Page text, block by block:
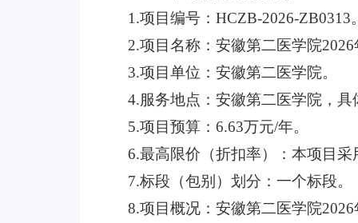
1.项目编号：HCZB-2026-ZB0313
2.项目名称：安徽第二医学院
3.项目单位：安徽第二医学院。
4.服务地点： 安徽第二医学院，
5.项目预算：6.63万元/年。
6.最高限价（折扣率）： 本项目采
7.标段（包别）划分：一个标段。
8.项目概况： 安徽第二医学院